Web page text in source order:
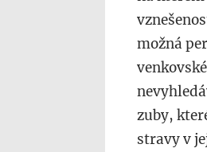
možná
zuby,
stravy v